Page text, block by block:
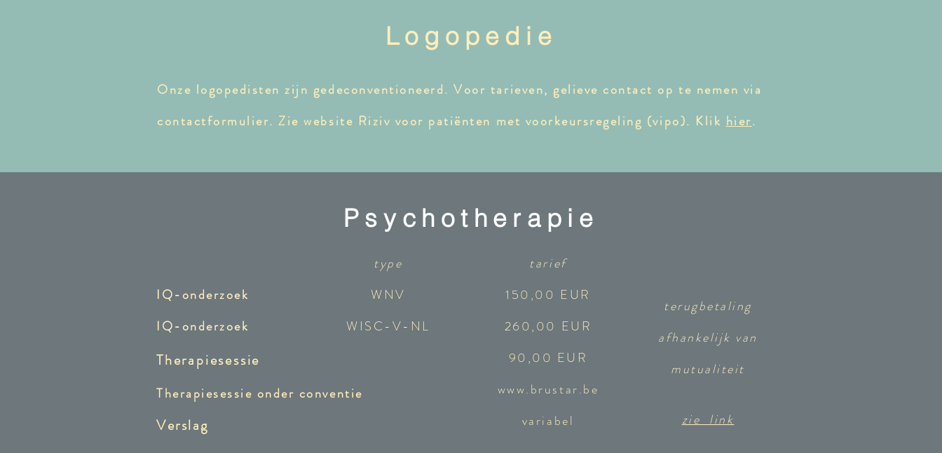
Logopedie
Onze logopedisten zijn gedeconventioneerd. Voor tarieven, gelieve contact op te nemen via
contactformulier.Zie website Riziv voor patiënten met voorkeursregeling (vipo). Klik hier.
Psychotherapie
type
tarief
IQ-onderzoek
IQ-onderzoek
Therapiesessie
Therapiesessie onder conventie
Verslag
WNV
WISC-V-NL
150,00 EUR
260,00 EUR
90,00 EUR
www.brustar.be
variabel
terugbetaling
afhankelijk van
mutualiteit
zie link